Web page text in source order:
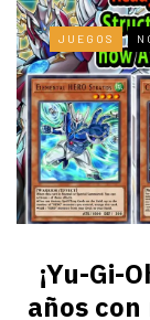
JUEGOS
¡Yu-Gi-
años